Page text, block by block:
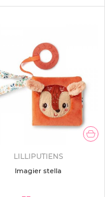
LILLIPUTIENS
Imagier stella